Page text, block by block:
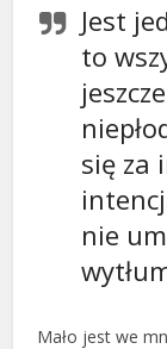
Jest
to
się za
nie
Mało jest we